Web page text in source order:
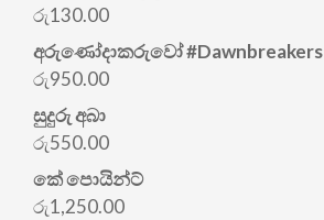
රු130.00
අරු‍ණෝදාකරුවෝ #Dawnbreakers
රු950.00
සුදුරු අබා
රු550.00
කේ පොයින්ට්
රු1,250.00